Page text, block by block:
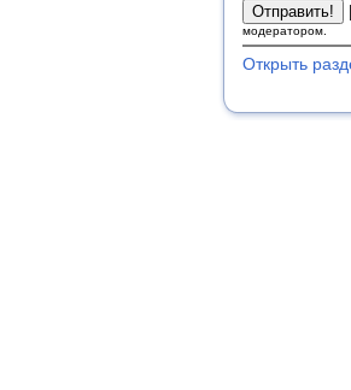
модератором.
Открыть